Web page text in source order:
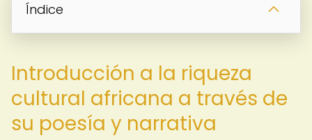
Índice
Introducción a la riqueza
cultural africana a través de
su poesía y narrativa